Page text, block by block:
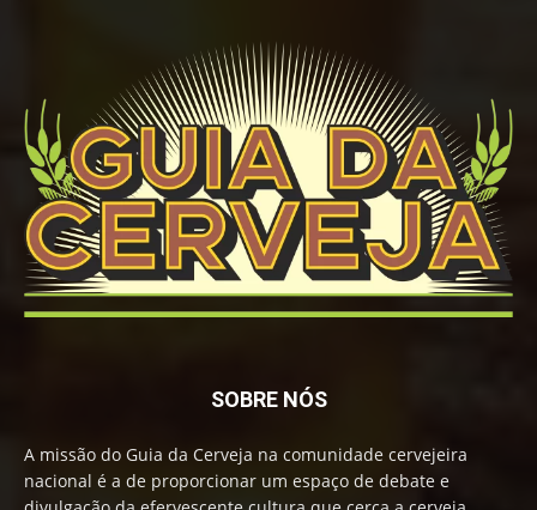
SOBRE NÓS
A missão do Guia da Cerveja na comunidade cervejeira
nacional é a de proporcionar um espaço de debate e